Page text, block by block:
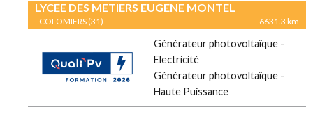
LYCEE DES METIERS EUGENE MONTEL
- COLOMIERS (31) 6631.3 km
Générateur photovoltaïque -
Electricité
Générateur photovoltaïque -
Haute Puissance